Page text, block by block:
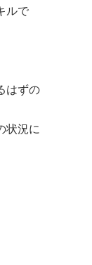
ルで
はずの
状況に